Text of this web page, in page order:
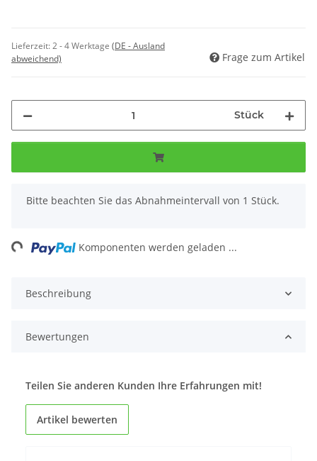
Lieferzeit:2 - 4 Werktage (DE - Ausland
abweichend)
Frage zum Artikel
Stück
x
Bitte beachten Sie das Abnahmeintervall von 1 Stück.
Komponenten werden geladen ...
Beschreibung
Bewertungen
Teilen Sie anderen Kunden Ihre Erfahrungen mit!
Artikel bewerten